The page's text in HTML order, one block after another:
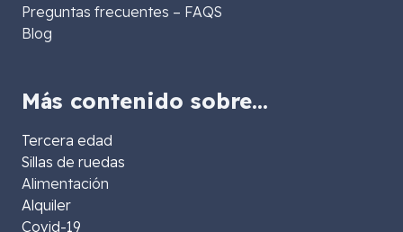
Preguntas frecuentes – FAQS
Blog
Más contenido sobre…
Tercera edad
Sillas de ruedas
Alimentación
Alquiler
Covid-19